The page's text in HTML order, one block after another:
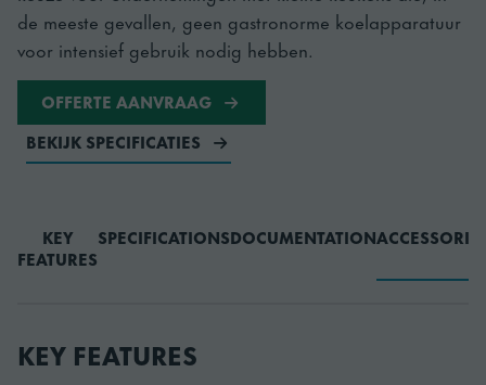
de meeste gevallen, geen gastronorme koelapparatuur
voor intensief gebruik nodig hebben.
OFFERTE AANVRAAG
BEKIJK SPECIFICATIES
KEY
FEATURES
SPECIFICATIONSDOCUMENTATION
KEY FEATURES